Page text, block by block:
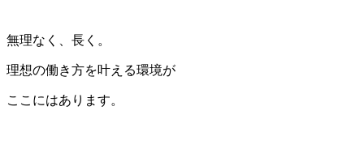
無理なく、長く。
理想の働き方を叶える環境が
ここにはあります。